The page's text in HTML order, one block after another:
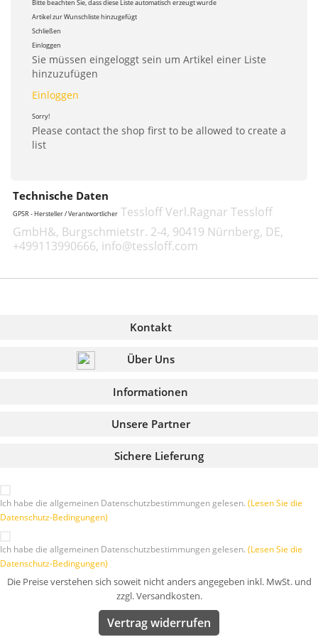
Bitte beachten Sie, dass diese Liste automatisch erzeugt wurde
Artikel zur Wunschliste hinzugefügt
Schließen
Einloggen
Sie müssen eingeloggt sein um Artikel einer Liste
hinzuzufügen
Einloggen
Sorry!
Please contact the shop first to be allowed to create a
list
Technische Daten
GPSR - Hersteller / Verantwortlicher Tessloff Verl.Ragnar Tessloff
GmbH&, Burgschmietstr. 2-4, 90419 Nürnberg, DE,
+499113990666, info@tessloff.com
Kontakt
Über Uns
Informationen
Sichere Lieferung
Unsere Partner
Ich habe die allgemeinen Datenschutzbestimmungen gelesen. (Lesen Sie die
Datenschutz-Bedingungen)
Ich habe die allgemeinen Datenschutzbestimmungen gelesen. (Lesen Sie die
Datenschutz-Bedingungen)
Die Preise verstehen sich soweit nicht anders angegeben inkl. MwSt. und
zzgl. Versandkosten.
Vertrag widerrufen